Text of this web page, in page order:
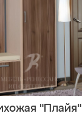
"Плайя"